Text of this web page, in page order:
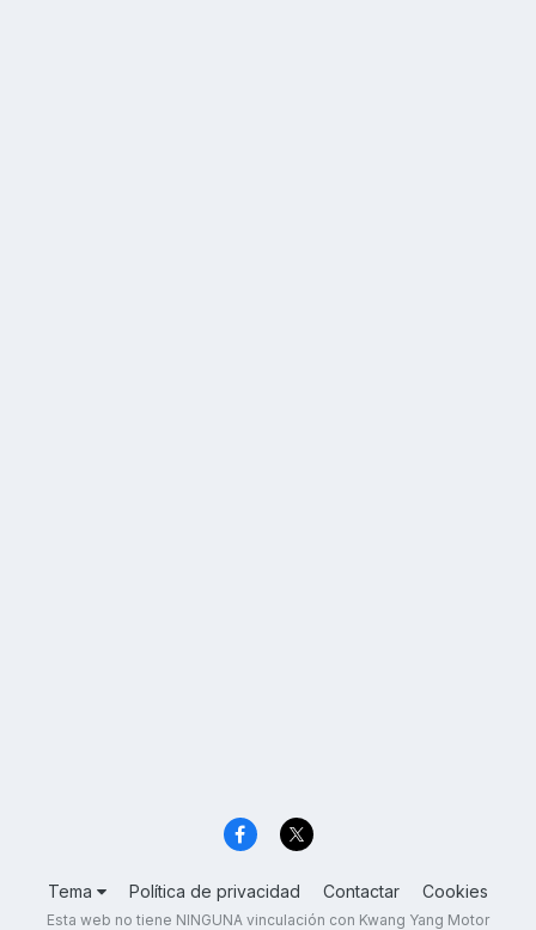
Tema Política de privacidad Contactar Cookies
Esta web no tiene NINGUNA vinculación con Kwang Yang Motor